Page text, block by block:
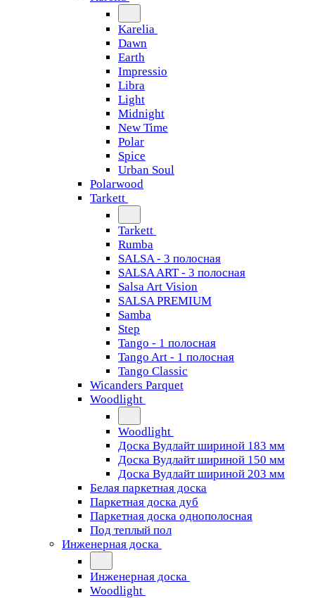
Karelia
Dawn
Earth
Impressio
Libra
Light
Midnight
New Time
Polar
Spice
Urban Soul
Polarwood
Tarkett
Tarkett
Rumba
SALSA - 3 полосная
SALSA ART - 3 полосная
Salsa Art Vision
SALSA PREMIUM
Samba
Step
Tango - 1 полосная
Tango Art - 1 полосная
Tango Classiс
Wicanders Parquet
Woodlight
Woodlight
Доска Вудлайт шириной 183 мм
Доска Вудлайт шириной 150 мм
Доска Вудлайт шириной 203 мм
Белая паркетная доска
Паркетная доска дуб
Паркетная доска однополосная
Под теплый пол
Инженерная доска
Инженерная доска
Woodlight